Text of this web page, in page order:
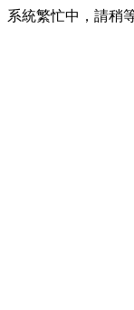
系統繁忙中，請稍